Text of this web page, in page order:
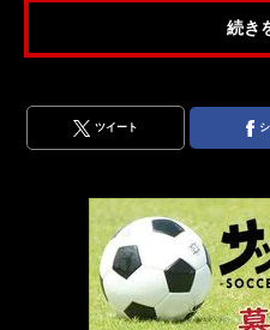
続き
ツイート